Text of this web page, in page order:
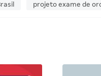
projeto exame de